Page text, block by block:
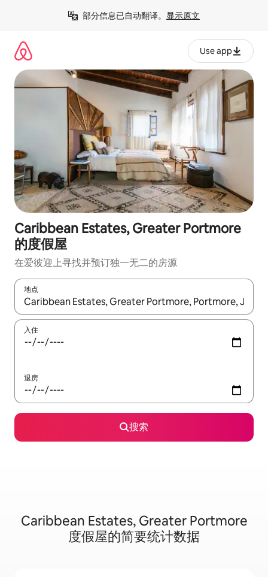
部分信息已自动翻译。 显示原文
Use app
Caribbean Estates, Greater Portmore
的度假屋
在爱彼迎上寻找并预订独一无二的房源
地点
如有搜索结果，请使用上下方向键查看，或通过点击或滑动手势
入住
退房
搜索
Caribbean Estates, Greater Portmore
度假屋的简要统计数据